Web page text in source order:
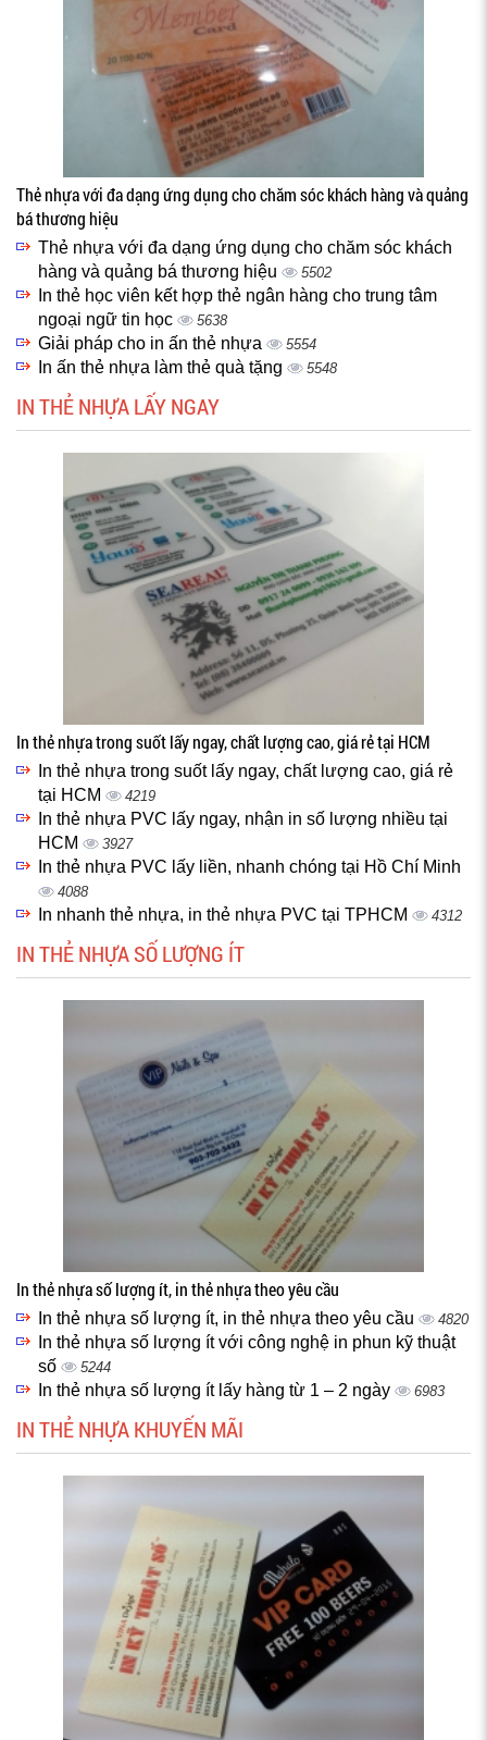
Thẻ nhựa với đa dạng ứng dụng cho chăm sóc khách hàng và quảng
bá thương hiệu
Thẻ nhựa với đa dạng ứng dụng cho chăm sóc khách
hàng và quảng bá thương hiệu
5502
In thẻ học viên kết hợp thẻ ngân hàng cho trung tâm
ngoại ngữ tin học
5638
Giải pháp cho in ấn thẻ nhựa 5554
In ấn thẻ nhựa làm thẻ quà tặng 5548
IN THẺ NHỰA LẤY NGAY
In thẻ nhựa trong suốt lấy ngay, chất lượng cao, giá rẻ tại HCM
In thẻ nhựa trong suốt lấy ngay, chất lượng cao, giá rẻ
tại HCM
4219
In thẻ nhựa PVC lấy ngay, nhận in số lượng nhiều tại
HCM
3927
In thẻ nhựa PVC lấy liền, nhanh chóng tại Hồ Chí Minh
4088
In nhanh thẻ nhựa, in thẻ nhựa PVC tại TPHCM 4312
IN THẺ NHỰA SỐ LƯỢNG ÍT
In thẻ nhựa số lượng ít, in thẻ nhựa theo yêu cầu
In thẻ nhựa số lượng ít, in thẻ nhựa theo yêu cầu 4820
In thẻ nhựa số lượng ít với công nghệ in phun kỹ thuật
số
5244
In thẻ nhựa số lượng ít lấy hàng từ 1 – 2 ngày 6983
IN THẺ NHỰA KHUYẾN MÃI